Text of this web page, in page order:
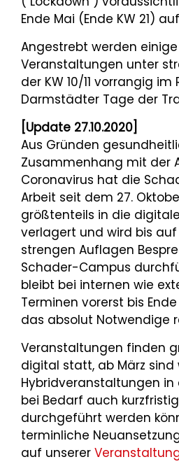
Ende Mai (Ende KW 21)
Angestrebt werden
Veranstaltungen unter
der KW 10/11 vorrangig
Darmstädter Tage der
[Update 27.10.2020]
Aus Gründen
Zusammenhang mit der
Coronavirus hat die
Arbeit seit dem 27.
größtenteils in die
verlagert und wird bis
strengen Auflagen
Schader-Campus
bleibt bei internen wie
Terminen vorerst bis
das absolut Notwendige
Veranstaltungen finden
digital statt, ab März sind
Hybridveranstaltungen in
bei Bedarf auch
durchgeführt werden
terminliche
auf unserer